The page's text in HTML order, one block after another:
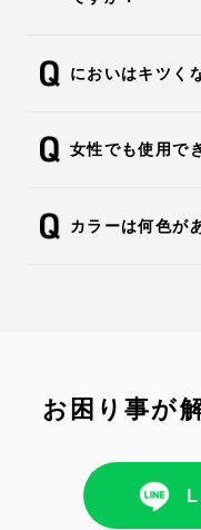
においはキツく
女性でも使用で
カラーは何色が
お困り事が